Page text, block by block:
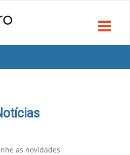
as novidades